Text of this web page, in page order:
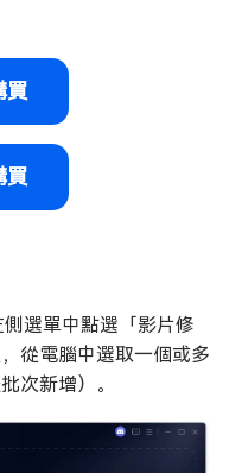
買
買
選單中點選「影片修
從電腦中選取一個或多
次新增）。